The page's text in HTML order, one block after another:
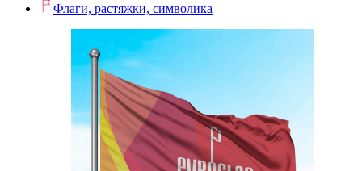
Флаги, растяжки, символика